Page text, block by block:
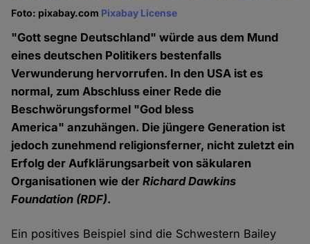
Foto: pixabay.com Pixabay License
"Gott segne Deutschland" würde aus dem Mund
eines deutschen Politikers bestenfalls
Verwunderung hervorrufen. In den USA ist es
normal, zum Abschluss einer Rede die
Beschwörungsformel "God bless
America" anzuhängen. Die jüngere Generation ist
jedoch zunehmend religionsferner, nicht zuletzt ein
Erfolg der Aufklärungsarbeit von säkularen
Organisationen wie derRichard Dawkins
Foundation (RDF).
Ein positives Beispiel sind die Schwestern Bailey